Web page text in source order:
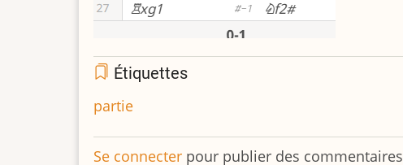
Étiquettes
partie
Se connecter pour publier des commentaires